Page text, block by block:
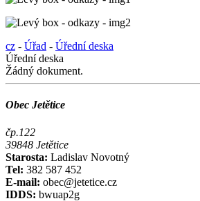
cz - Úřad - Úřední deska
Úřední deska
Žádný dokument.
Obec Jetětice
čp.122
39848 Jetětice
Starosta: Ladislav Novotný
Tel: 382 587 452
E-mail: obec@jetetice.cz
IDDS: bwuap2g